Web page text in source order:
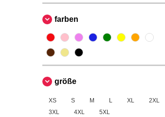
VELILLA (4)
farben
größe
XS S M L XL
2XL
3XL
4XL 5XL